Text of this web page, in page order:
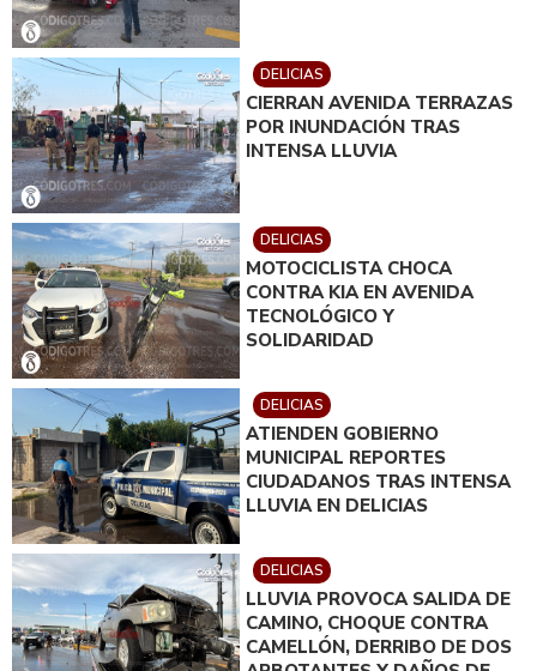
DELICIAS
CIERRAN AVENIDA TERRAZAS
POR INUNDACIÓN TRAS
INTENSA LLUVIA
DELICIAS
MOTOCICLISTA CHOCA
CONTRA KIA EN AVENIDA
TECNOLÓGICO Y
SOLIDARIDAD
DELICIAS
ATIENDEN GOBIERNO
MUNICIPAL REPORTES
CIUDADANOS TRAS INTENSA
LLUVIA EN DELICIAS
DELICIAS
LLUVIA PROVOCA SALIDA DE
CAMINO, CHOQUE CONTRA
CAMELLÓN, DERRIBO DE DOS